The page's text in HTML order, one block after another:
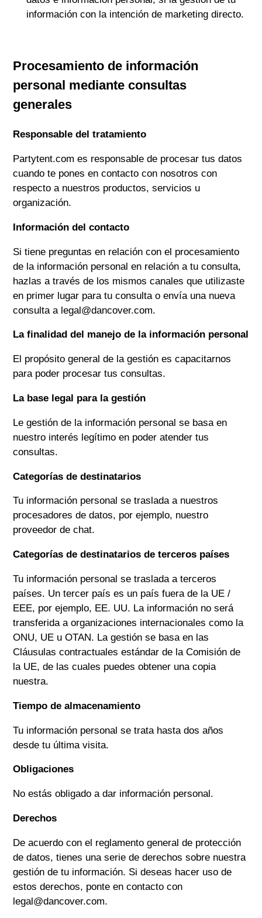
información con la intención de marketing directo.
Procesamiento de información
personal mediante consultas
generales
Responsable del tratamiento
Partytent.com es responsable de procesar tus datos
cuando te pones en contacto con nosotros con
respecto a nuestros productos, servicios u
organización.
Información del contacto
Si tiene preguntas en relación con el procesamiento
de la información personal en relación a tu consulta,
hazlas a través de los mismos canales que utilizaste
en primer lugar para tu consulta o envía una nueva
consulta a legal@dancover.com.
La finalidad del manejo de la información personal
El propósito general de la gestión es capacitarnos
para poder procesar tus consultas.
La base legal para la gestión
Le gestión de la información personal se basa en
nuestro interés legítimo en poder atender tus
consultas.
Categorías de destinatarios
Tu información personal se traslada a nuestros
procesadores de datos, por ejemplo, nuestro
proveedor de chat.
Categorías de destinatarios de terceros países
Tu información personal se traslada a terceros
países. Un tercer país es un país fuera de la UE /
EEE, por ejemplo, EE. UU. La información no será
transferida a organizaciones internacionales como la
ONU, UE u OTAN. La gestión se basa en las
Cláusulas contractuales estándar de la Comisión de
la UE, de las cuales puedes obtener una copia
nuestra.
Tiempo de almacenamiento
Tu información personal se trata hasta dos años
desde tu última visita.
Obligaciones
No estás obligado a dar información personal.
Derechos
De acuerdo con el reglamento general de protección
de datos, tienes una serie de derechos sobre nuestra
gestión de tu información. Si deseas hacer uso de
estos derechos, ponte en contacto con
legal@dancover.com.